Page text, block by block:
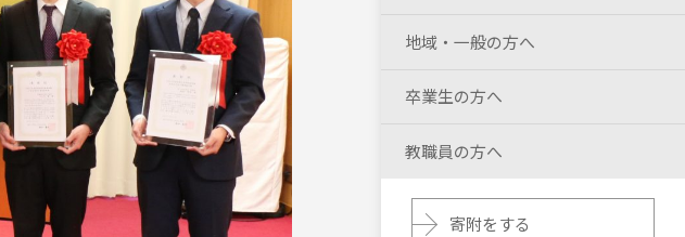
地域・一般の方へ
卒業生の方へ
教職員の方へ
寄附をする